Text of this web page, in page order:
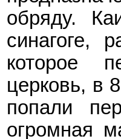
обряду.
синагоге,
которое
церковь, в
попали
огромная